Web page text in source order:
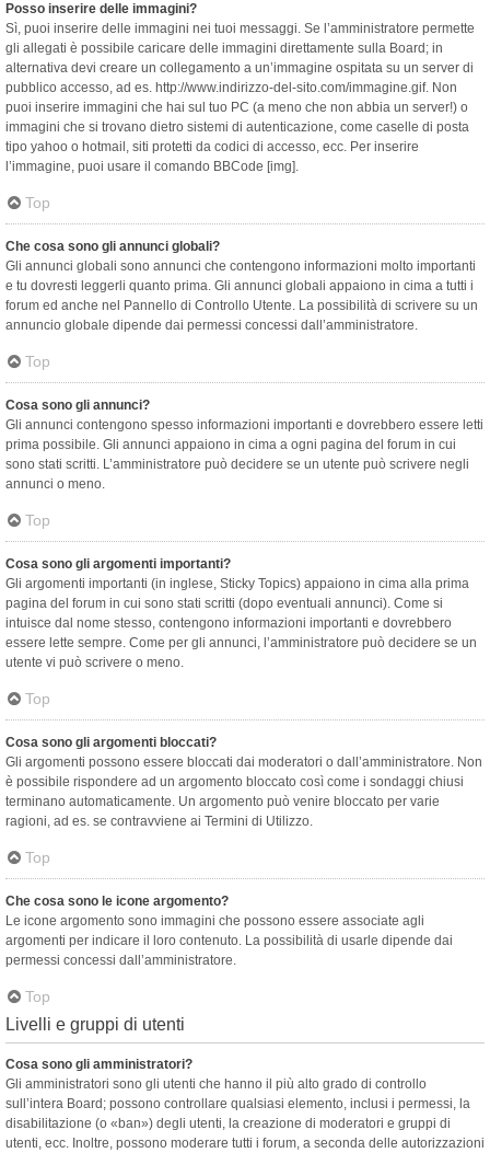
Posso inserire delle immagini?
Sì, puoi inserire delle immagini nei tuoi messaggi. Se l’amministratore permette
gli allegati è possibile caricare delle immagini direttamente sulla Board; in
alternativa devi creare un collegamento a un’immagine ospitata su un server di
pubblico accesso, ad es. http://www.indirizzo-del-sito.com/immagine.gif. Non
puoi inserire immagini che hai sul tuo PC (a meno che non abbia un server!) o
immagini che si trovano dietro sistemi di autenticazione, come caselle di posta
tipo yahoo o hotmail, siti protetti da codici di accesso, ecc. Per inserire
l’immagine, puoi usare il comando BBCode [img].
Top
Che cosa sono gli annunci globali?
Gli annunci globali sono annunci che contengono informazioni molto importanti
e tu dovresti leggerli quanto prima. Gli annunci globali appaiono in cima a tutti i
forum ed anche nel Pannello di Controllo Utente. La possibilità di scrivere su un
annuncio globale dipende dai permessi concessi dall’amministratore.
Top
Cosa sono gli annunci?
Gli annunci contengono spesso informazioni importanti e dovrebbero essere letti
prima possibile. Gli annunci appaiono in cima a ogni pagina del forum in cui
sono stati scritti. L’amministratore può decidere se un utente può scrivere negli
annunci o meno.
Top
Cosa sono gli argomenti importanti?
Gli argomenti importanti (in inglese, Sticky Topics) appaiono in cima alla prima
pagina del forum in cui sono stati scritti (dopo eventuali annunci). Come si
intuisce dal nome stesso, contengono informazioni importanti e dovrebbero
essere lette sempre. Come per gli annunci, l’amministratore può decidere se un
utente vi può scrivere o meno.
Top
Cosa sono gli argomenti bloccati?
Gli argomenti possono essere bloccati dai moderatori o dall’amministratore. Non
è possibile rispondere ad un argomento bloccato così come i sondaggi chiusi
terminano automaticamente. Un argomento può venire bloccato per varie
ragioni, ad es. se contravviene ai Termini di Utilizzo.
Top
Che cosa sono le icone argomento?
Le icone argomento sono immagini che possono essere associate agli
argomenti per indicare il loro contenuto. La possibilità di usarle dipende dai
permessi concessi dall’amministratore.
Top
Livelli e gruppi di utenti
Cosa sono gli amministratori?
Gli amministratori sono gli utenti che hanno il più alto grado di controllo
sull’intera Board; possono controllare qualsiasi elemento, inclusi i permessi, la
disabilitazione (o «ban») degli utenti, la creazione di moderatori e gruppi di
utenti, ecc. Inoltre, possono moderare tutti i forum, a seconda delle autorizzazioni